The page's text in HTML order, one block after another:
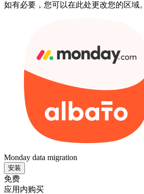
如有必要，您可以在此处更改您的区域。
Monday data migration
安装
免费
应用内购买